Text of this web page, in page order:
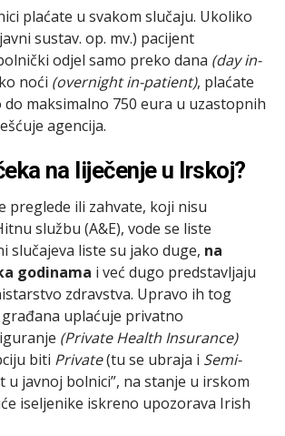
plaćate u svakom slučaju. Ukoliko
sustav. op. mv.) pacijent
odjel samo preko dana (day in-
noći (overnight in-patient), plaćate
do maksimalno 750 eura u uzastopnih
agencija.
na liječenje u Irskoj?
preglede ili zahvate, koji nisu
službu (A&E), vode se liste
slučajeva liste su jako duge, na
godinama i već dugo predstavljaju
zdravstva. Upravo ih tog
uplaćuje privatno
(Private Health Insurance)
biti Private(tu se ubraja i Semi-
u javnoj bolnici”, na stanje u irskom
iseljenike iskreno upozorava Irish